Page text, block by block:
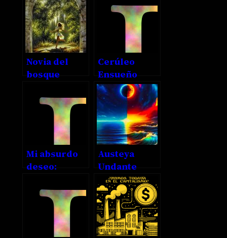
Novia del
bosque
Cerúleo
Ensueño
Mi absurdo
deseo:
querer
Austeya
Undante